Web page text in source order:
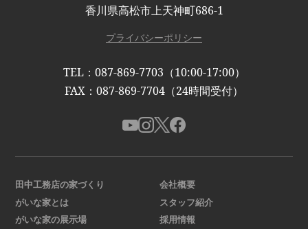
香川県高松市上天神町686-1
プライバシーポリシー
TEL：087-869-7703（10:00-17:00）
FAX：087-869-7704（24時間受付）
田中工務店の家づくり
がいな家とは
がいな家の展示場
会社概要
スタッフ紹介
採用情報